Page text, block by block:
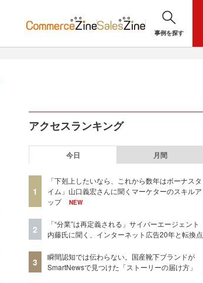
事例を探す
アクセスランキング
今日 月間
1
「下剋上したいなら、これから数年はボーナスタ
イム」山口義宏さんに聞くマーケターのスキルア
ップ
NEW
2
「“分業”は再定義される」サイバーエージェント
内藤氏に聞く、インターネット広告20年と転換点
3
瞬間認知では伝わらない。国産靴下ブランドが
SmartNewsで見つけた「ストーリーの届け方」